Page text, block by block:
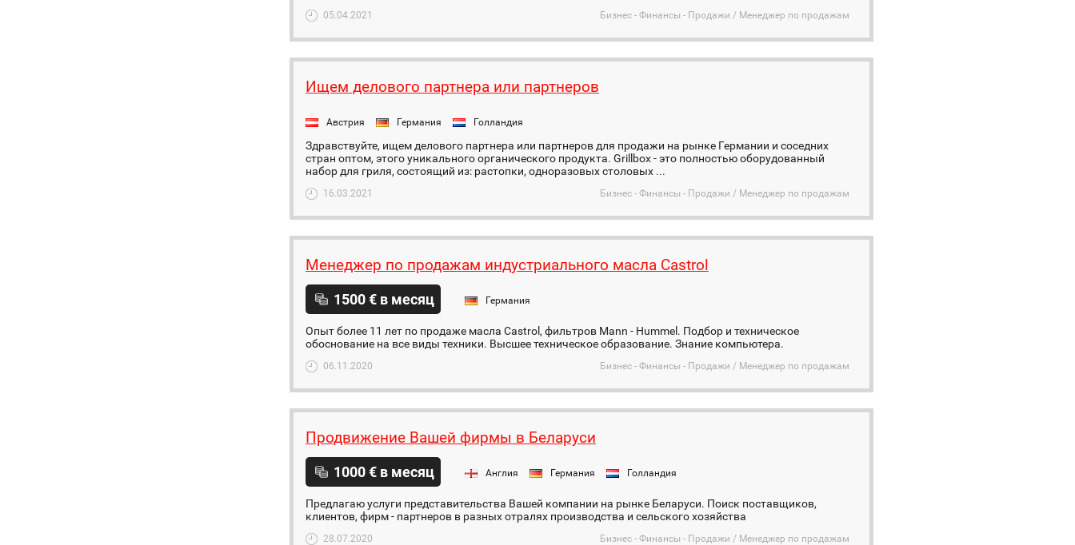
05.04.2021 Бизнес - Финансы - Продажи / Менеджер по продажам
Ищем делового партнера или партнеров
Австрия Германия Голландия
Здравствуйте, ищeм делового партнера или партнеров для продажи на рынке Германии и соседних
стран оптом, этого уникального органического продукта. Grillbox - это полностью оборудованный
набор для гриля, состоящий из: растопки, одноразовых столовых ...
16.03.2021 Бизнес - Финансы - Продажи / Менеджер по продажам
Менеджер по продажам индустриального масла Castrol
1500 € в месяц Германия
Опыт более 11 лет по продаже масла Castrol, фильтров Mann - Hummel. Подбор и техническое
обоснование на все виды техники. Высшее техническое образование. Знание компьютера.
06.11.2020 Бизнес - Финансы - Продажи / Менеджер по продажам
Продвижение Вашей фирмы в Беларуси
1000 € в месяц Англия Германия Голландия
Предлагаю услуги представительства Вашей компании на рынке Беларуси. Поиск поставщиков,
клиентов, фирм - партнеров в разных отралях производства и сельского хозяйства
28.07.2020 Бизнес - Финансы - Продажи / Менеджер по продажам